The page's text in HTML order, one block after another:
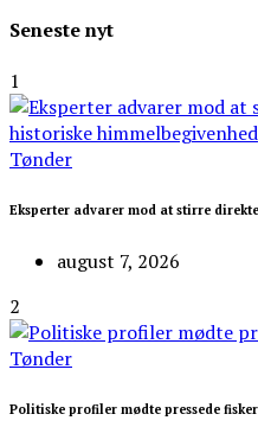
Seneste nyt
1
Tønder
Eksperter advarer mod at stirre
august 7, 2026
2
Tønder
Politiske profiler mødte pressede